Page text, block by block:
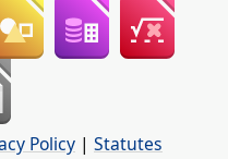
Policy | Statutes